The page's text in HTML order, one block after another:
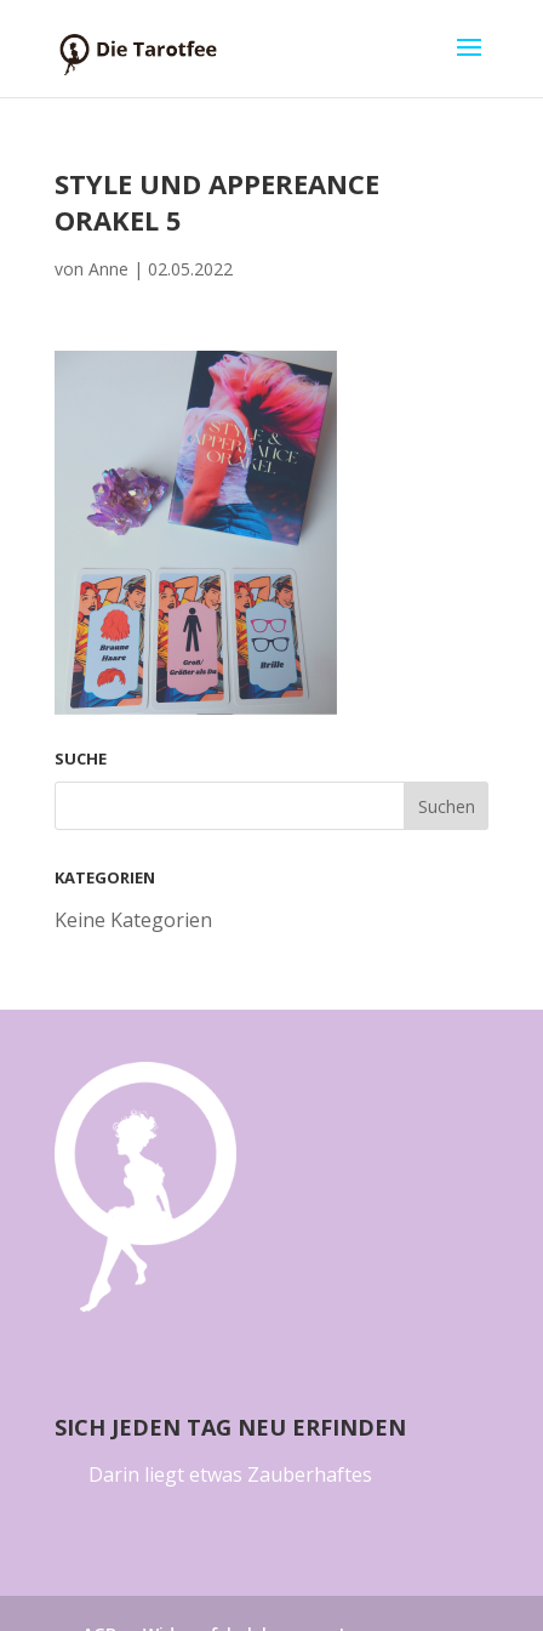
STYLE UND APPEREANCE
ORAKEL 5
von Anne | 02.05.2022
SUCHE
KATEGORIEN
Keine Kategorien
SICH JEDEN TAG NEU ERFINDEN
Darin liegt etwas Zauberhaftes